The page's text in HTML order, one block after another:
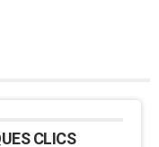
CLICS